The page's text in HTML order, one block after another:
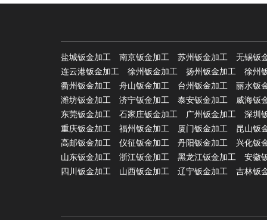
盐城钣金加工 南京钣金加工 苏州钣金加工 无锡钣
连云港钣金加工
徐州钣金加工 扬州钣金加工 徐州
衢州钣金加工
舟山钣金加工 台州钣金加工 丽水钣
潍坊钣金加工
济宁钣金加工 泰安钣金加工 威海钣
东莞钣金加工
石家庄钣金加工 广州钣金加工 深圳
重庆钣金加工
福州钣金加工 厦门钣金加工 昆山钣
高邮钣金加工
仪征钣金加工 丹阳钣金加工 兴化钣
山东钣金加工
浙江钣金加工 黑龙江钣金加工 安徽
四川钣金加工
山西钣金加工 辽宁钣金加工 吉林钣